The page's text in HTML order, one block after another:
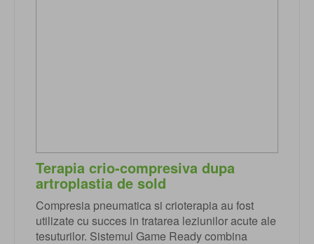
Terapia crio-compresiva dupa
artroplastia de sold
Compresia pneumatica si crioterapia au fost
utilizate cu succes in tratarea leziunilor acute ale
tesuturilor. Sistemul Game Ready combina